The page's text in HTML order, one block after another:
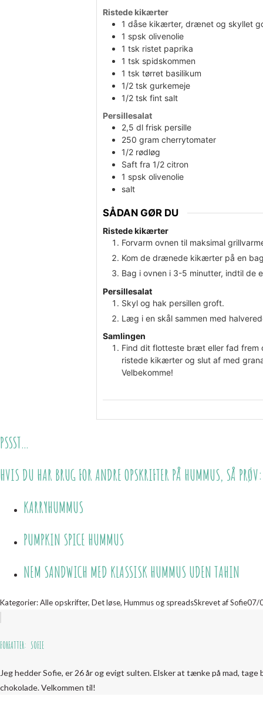
Ristede kikærter
1 dåse kikærter, drænet og skyllet
1 spsk olivenolie
1 tsk ristet paprika
1 tsk spidskommen
1 tsk tørret basilikum
1/2 tsk gurkemeje
1/2 tsk fint salt
Persillesalat
2,5 dl frisk persille
250 gram cherrytomater
1/2 rødløg
Saft fra 1/2 citron
1 spsk olivenolie
salt
SÅDAN GØR DU
Ristede kikærter
Forvarm ovnen til maksimal
Kom de drænede kikærter på en
Bag i ovnen i 3-5 minutter, indtil de
Persillesalat
Skyl og hak persillen groft.
Læg i en skål sammen med
Samlingen
Find dit flotteste bræt eller fad frem
ristede kikærter og slut af med
Velbekomme!
PSSST…
HVIS DU HAR BRUG FOR ANDRE OPSKRIFTER PÅ HUMMUS, SÅ PRØV:
KARRYHUMMUS
PUMPKIN SPICE HUMMUS
NEM SANDWICH MED KLASSISK HUMMUS UDEN TAHIN
Kategorier:Alle opskrifter, Det løse, Hummus og spreadsSkrevet afSofie07/
FORFATTER: SOFIE
Jeg hedder Sofie, er 26 år og evigt sulten. Elsker at tænke på mad,
chokolade. Velkommen til!